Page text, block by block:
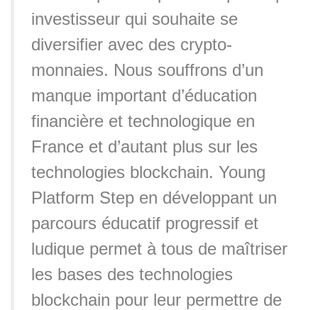
investisseur qui souhaite se
diversifier avec des crypto-
monnaies. Nous souffrons d’un
manque important d’éducation
financière et technologique en
France et d’autant plus sur les
technologies blockchain. Young
Platform Step en développant un
parcours éducatif progressif et
ludique permet à tous de maîtriser
les bases des technologies
blockchain pour leur permettre de